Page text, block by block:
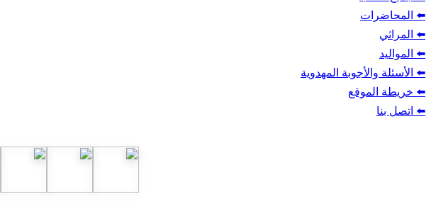
⬅️ المحاضرات
⬅️ المراثي
⬅️ المواليد
⬅️ الأسئلة والأجوبة المهدوية
⬅️ خريطة الموقع
⬅️ اتصل بنا